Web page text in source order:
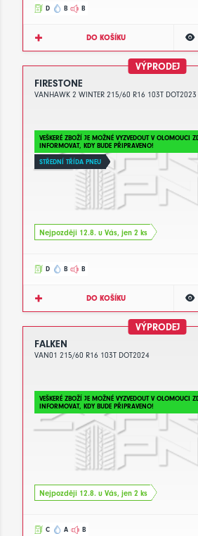
D B B
DO KOŠÍKU
VÝPRODEJ
FIRESTONE
VANHAWK 2 WINTER 215/60 R16 103T DOT2023
VEŠKERÉ ZBOŽÍ JE MOŽNÉ VYZVEDOUT V OLOMOUCI
INFORMOVAT, KDY BUDE PŘIPRAVENO!
STŘEDNÍ TŘÍDA PNEU
Nejpozději 12.8. u Vás, jen 2 ks
D B B
DO KOŠÍKU
VÝPRODEJ
FALKEN
VAN01 215/60 R16 103T DOT2024
VEŠKERÉ ZBOŽÍ JE MOŽNÉ VYZVEDOUT V OLOMOUCI
INFORMOVAT, KDY BUDE PŘIPRAVENO!
Nejpozději 12.8. u Vás, jen 2 ks
C A B